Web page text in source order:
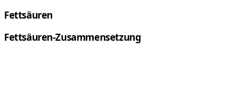
Fettsäuren
Fettsäuren-Zusammensetzung